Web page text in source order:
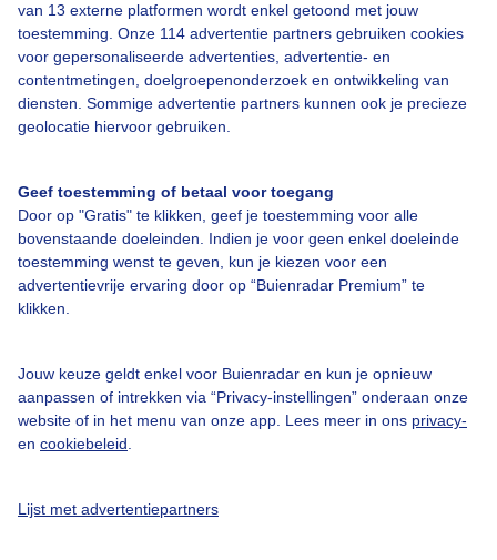
van 13 externe platformen wordt enkel getoond met jouw
toestemming. Onze 114 advertentie partners gebruiken cookies
voor gepersonaliseerde advertenties, advertentie- en
contentmetingen, doelgroepenonderzoek en ontwikkeling van
diensten. Sommige advertentie partners kunnen ook je precieze
geolocatie hiervoor gebruiken.
Geef toestemming of betaal voor toegang
Door op "Gratis" te klikken, geef je toestemming voor alle
bovenstaande doeleinden. Indien je voor geen enkel doeleinde
toestemming wenst te geven, kun je kiezen voor een
advertentievrije ervaring door op “Buienradar Premium” te
klikken.
Jouw keuze geldt enkel voor Buienradar en kun je opnieuw
aanpassen of intrekken via “Privacy-instellingen” onderaan onze
website of in het menu van onze app. Lees meer in ons privacy-
en cookiebeleid
Lijst met advertentiepartners
Over Buienradar
Veelgestelde vragen
Contact
Toegankelijkheid
Buienradar Team
Privacy beleid
Privacy instellingen